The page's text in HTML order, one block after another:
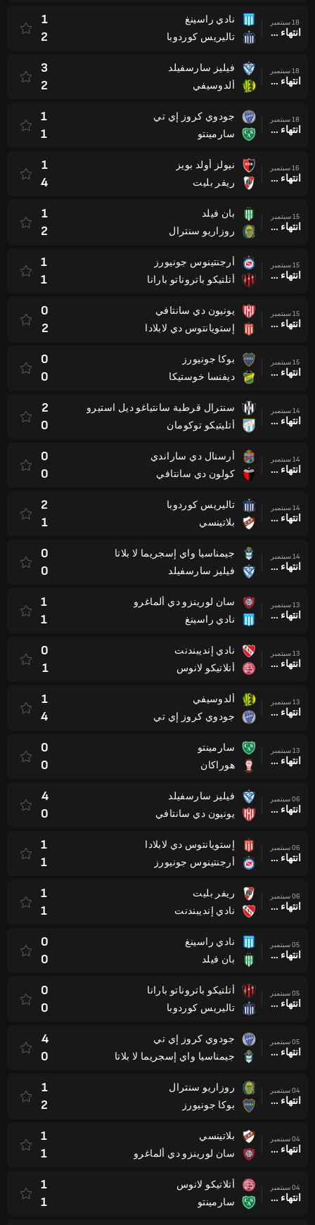
18 سبتمبر
انتهاء وقت المباراة
نادي راسينغ
تاليريس كوردوبا
1
2
18 سبتمبر
انتهاء وقت المباراة
فيليز سارسفيلد
ألدوسيفي
3
2
18 سبتمبر
انتهاء وقت المباراة
جودوي كروز إي تي
سارمينتو
1
1
16 سبتمبر
انتهاء وقت المباراة
نيولز أولد بويز
ريفر بليت
1
4
15 سبتمبر
انتهاء وقت المباراة
بان فيلد
روزاريو سنترال
1
2
15 سبتمبر
انتهاء وقت المباراة
أرجنتينوس جونيورز
أتلتيكو باتروناتو بارانا
1
1
15 سبتمبر
انتهاء وقت المباراة
يونيون دي سانتافي
إستويانتوس دي لابلادا
0
2
15 سبتمبر
انتهاء وقت المباراة
بوكا جونيورز
ديفنسا خوستيكا
0
0
14 سبتمبر
انتهاء وقت المباراة
سنترال قرطبة سانتياغو ديل استيرو
أتليتيكو توكومان
2
0
14 سبتمبر
انتهاء وقت المباراة
أرسنال دي ساراندي
كولون دي سانتافي
0
0
14 سبتمبر
انتهاء وقت المباراة
تاليريس كوردوبا
بلاتينسي
2
1
14 سبتمبر
انتهاء وقت المباراة
جيمناسيا واي إسجريما لا بلاتا
فيليز سارسفيلد
0
0
13 سبتمبر
انتهاء وقت المباراة
سان لورينزو دي ألماغرو
نادي راسينغ
1
1
13 سبتمبر
انتهاء وقت المباراة
نادي إنديبندنت
أتلاتيكو لانوس
0
1
13 سبتمبر
انتهاء وقت المباراة
ألدوسيفي
جودوي كروز إي تي
1
4
13 سبتمبر
انتهاء وقت المباراة
سارمينتو
هوراكان
0
0
06 سبتمبر
انتهاء وقت المباراة
فيليز سارسفيلد
يونيون دي سانتافي
4
0
06 سبتمبر
انتهاء وقت المباراة
إستويانتوس دي لابلادا
أرجنتينوس جونيورز
1
1
06 سبتمبر
انتهاء وقت المباراة
ريفر بليت
نادي إنديبندنت
1
1
05 سبتمبر
انتهاء وقت المباراة
نادي راسينغ
بان فيلد
0
0
05 سبتمبر
انتهاء وقت المباراة
أتلتيكو باتروناتو بارانا
تاليريس كوردوبا
0
0
05 سبتمبر
انتهاء وقت المباراة
جودوي كروز إي تي
جيمناسيا واي إسجريما لا بلاتا
4
0
04 سبتمبر
انتهاء وقت المباراة
روزاريو سنترال
بوكا جونيورز
1
2
04 سبتمبر
انتهاء وقت المباراة
بلاتينسي
سان لورينزو دي ألماغرو
1
1
04 سبتمبر
انتهاء وقت المباراة
أتلاتيكو لانوس
سارمينتو
1
1